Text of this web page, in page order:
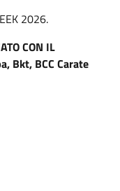
2026.
CON IL
Bkt, BCC Carate